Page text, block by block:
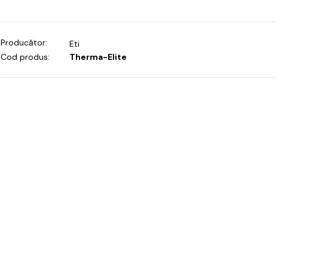
Producător:
Eti
Cod produs:
Therma-Elite